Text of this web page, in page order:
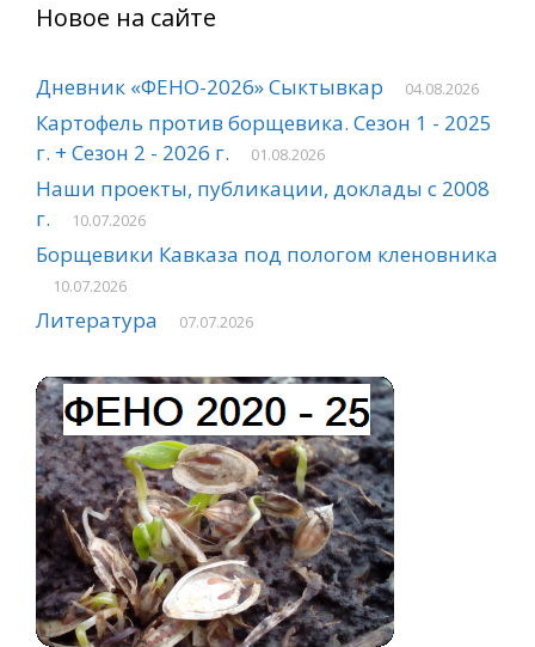
Новое на сайте
Дневник «ФЕНО-2026» Сыктывкар 04.08.2026
Картофель против борщевика. Сезон 1 - 2025
г. + Сезон 2 - 2026 г.
01.08.2026
Наши проекты, публикации, доклады с 2008
г.
10.07.2026
Борщевики Кавказа под пологом кленовника
10.07.2026
Литература 07.07.2026